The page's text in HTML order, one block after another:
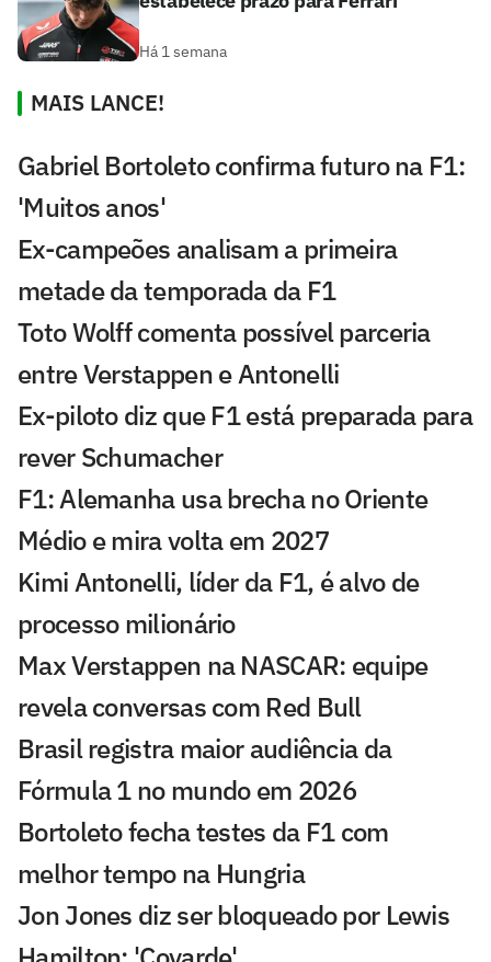
Há 1 semana
MAIS LANCE!
Gabriel Bortoleto confirma futuro na F1:
'Muitos anos'
Ex-campeões analisam a primeira
metade da temporada da F1
Toto Wolff comenta possível parceria
entre Verstappen e Antonelli
Ex-piloto diz que F1 está preparada para
rever Schumacher
F1: Alemanha usa brecha no Oriente
Médio e mira volta em 2027
Kimi Antonelli, líder da F1, é alvo de
processo milionário
Max Verstappen na NASCAR: equipe
revela conversas com Red Bull
Brasil registra maior audiência da
Fórmula 1 no mundo em 2026
Bortoleto fecha testes da F1 com
melhor tempo na Hungria
Jon Jones diz ser bloqueado por Lewis